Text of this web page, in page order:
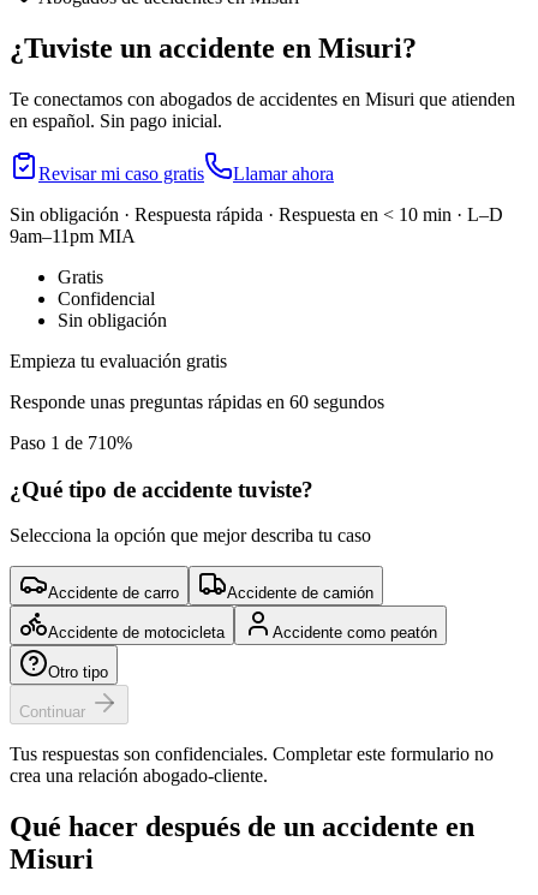
¿Tuviste un accidente en Misuri?
Te conectamos con abogados de accidentes en Misuri que atienden
en español. Sin pago inicial.
Revisar mi caso gratis
Llamar ahora
Sin obligación · Respuesta rápida · Respuesta en < 10 min · L–D
9am–11pm MIA
Gratis
Confidencial
Sin obligación
Empieza tu evaluación gratis
Responde unas preguntas rápidas en 60 segundos
Paso 1 de 710%
¿Qué tipo de accidente tuviste?
Selecciona la opción que mejor describa tu caso
Accidente de carro Accidente de camión
Accidente de motocicleta Accidente como peatón
Otro tipo
Continuar
Tus respuestas son confidenciales. Completar este formulario no
crea una relación abogado-cliente.
Qué hacer después de un accidente en
Misuri